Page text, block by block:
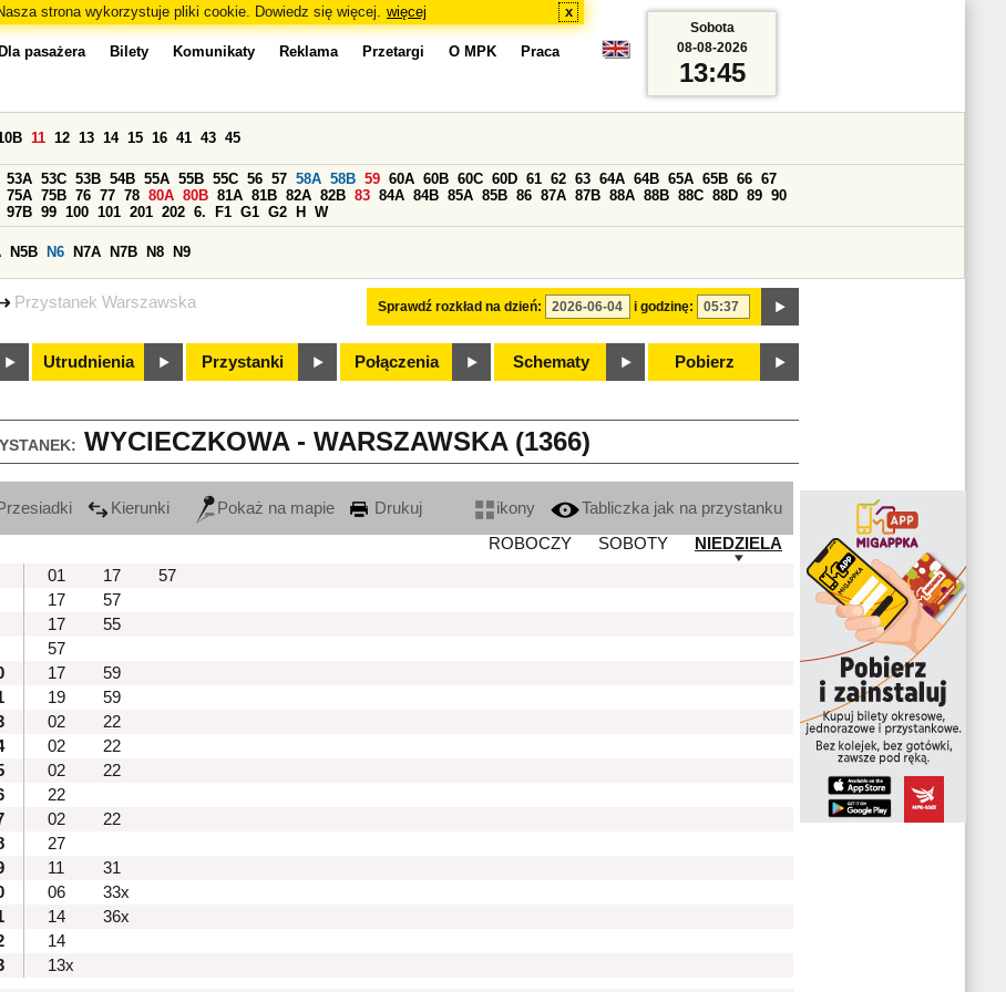
strona wykorzystuje pliki cookie. Dowiedz się więcej. więcej x
Przystanek Warszawska
Dla pasażera Bilety Komunikaty Reklama Przetargi O MPK Praca
Sprawdź rozkład na dzień: i godzinę:
11 12 13 14 15 16 41 43 45
53A 53C 53B 54B 55A 55B 55C 56 57 58A 58B 59 60A 60B 60C 60D 61 62 63 64A 64B 65A 65B 66 67
75A 75B 76 77 78 80A 80B 81A 81B 82A 82B 83 84A 84B 85A 85B 86 87A 87B 88A 88B 88C 88D 89 90
97B 99 100 101 201 202 6. F1 G1 G2 H W
N5B N6 N7A N7B N8 N9
Utrudnienia Przystanki Połączenia Schematy Pobierz
Sobota
08-08-2026
13:45
WYCIECZKOWA - WARSZAWSKA (1366)
Kierunki Pokaż na mapie Drukuj ikony
Tabliczka jak na przystanku
ROBOCZY
SOBOTY
NIEDZIELA
01 17
57
17
57
17
55
57
17
59
19
59
02
22
02
22
02
22
22
02
22
27
11
31
06
33x
14
36x
14
13x